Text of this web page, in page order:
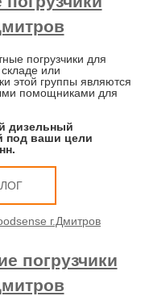
погрузчики для
или
этой группы являются
помощниками для
дизельный
под ваши цели
погрузчики